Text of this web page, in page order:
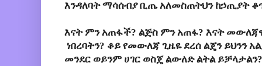
እንዳለባት ማሳሰብያ ቢጤ አለመስጠትህን ከኃጢያት
እናት ምን አጠፋች? ልጅስ ምን አጠፋ? እናት
ነበረባትን? ቆይ የመውለጃ ጊዜዬ ደረሰ ልጄን ይህንን
መንደር ወይንም ሀገር ወስጄ ልውለድ ልትል